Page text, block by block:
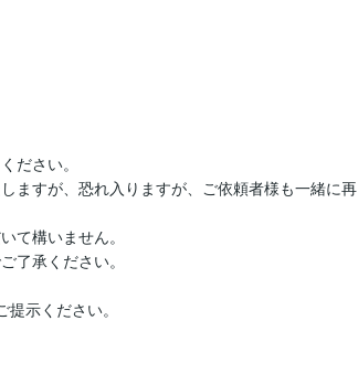
ださい。
ますが、恐れ入りますが、ご依頼者様も一緒に再
て構いません。
了承ください。
示ください。